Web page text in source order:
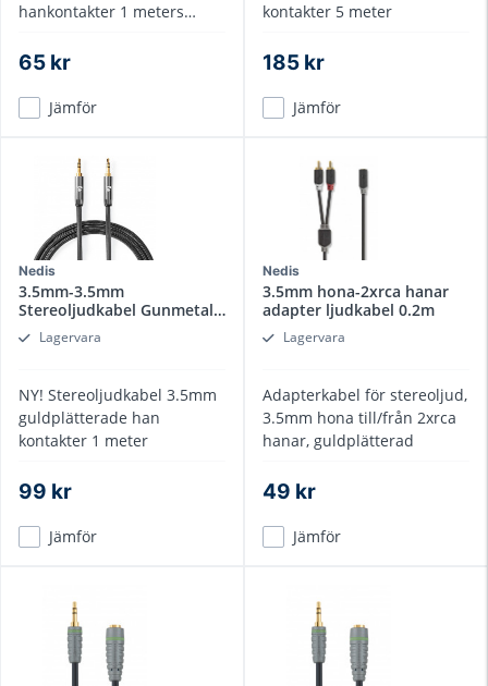
hankontakter 1 meters
65 kr
Jämför
kontakter 5 meter
185 kr
Jämför
Nedis
3.5mm-3.5mm
Stereoljudkabel Gunmetal
1 mLagervara
NY! Stereoljudkabel 3.5mm
guldplätterade han
kontakter 1 meter
99 kr
Jämför
Nedis
3.5mm hona-2xrca hanar
adapter ljudkabel 0.2m
Lagervara
Adapterkabel för stereoljud,
3.5mm hona till/från 2xrca
hanar, guldplätterad
49 kr
Jämför